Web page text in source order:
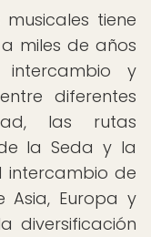
tiene
miles de años
y
diferentes
las rutas
la Seda y la
intercambio de
Asia, Europa y
diversificación